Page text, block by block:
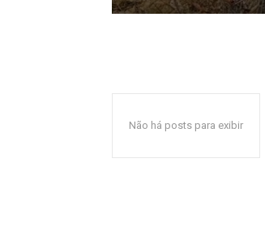
Não há posts para exibir